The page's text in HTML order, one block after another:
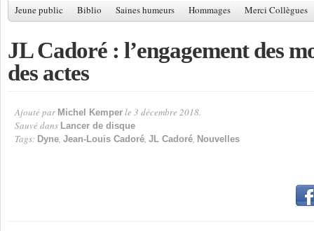
Jeune public Biblio Saines humeurs Hommages Merci Collègues
JL Cadoré : l’engagement des
des actes
Ajouté par Michel Kemper le 3 décembre 2018.
Sauvé dans Lancer de disque
Tags: Dyne, Jean-Louis Cadoré, JL Cadoré, Nouvelles